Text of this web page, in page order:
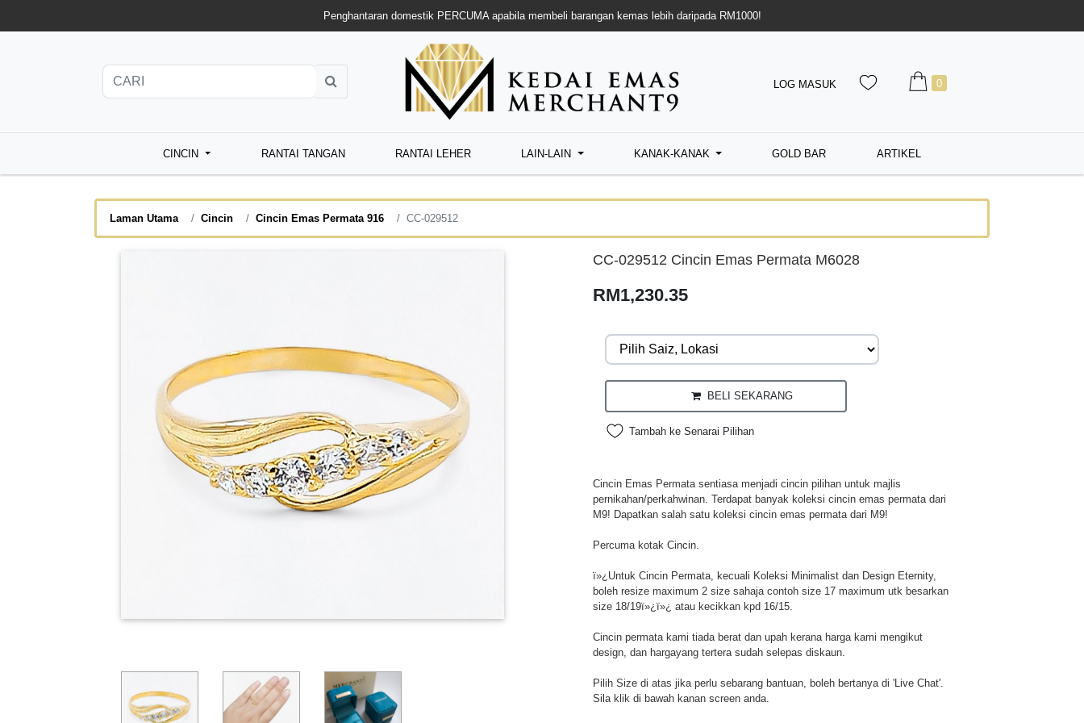
Penghantaran domestik PERCUMA apabila membeli barangan kemas lebih daripada RM1000!
LOG MASUK 0
CINCIN RANTAI TANGAN RANTAI LEHER LAIN-LAIN KANAK-KANAK GOLD BAR ARTIKEL
Laman Utama Cincin Cincin Emas Permata 916 CC-029512
CC-029512 Cincin Emas Permata M6028
RM1,230.35
BELI SEKARANG
Tambah ke Senarai Pilihan
Cincin Emas Permata sentiasa menjadi cincin pilihan untuk majlis
pernikahan/perkahwinan. Terdapat banyak koleksi cincin emas permata dari
M9! Dapatkan salah satu koleksi cincin emas permata dari M9!
Percuma kotak Cincin.
ï»¿Untuk Cincin Permata, kecuali Koleksi Minimalist dan Design Eternity,
boleh resize maximum 2 size sahaja contoh size 17 maximum utk besarkan
size 18/19ï»¿ï»¿ atau kecikkan kpd 16/15.
Cincin permata kami tiada berat dan upah kerana harga kami mengikut
design, dan hargayang tertera sudah selepas diskaun.
Pilih Size di atas jika perlu sebarang bantuan, boleh bertanya di 'Live Chat'.
Sila klik di bawah kanan screen anda.